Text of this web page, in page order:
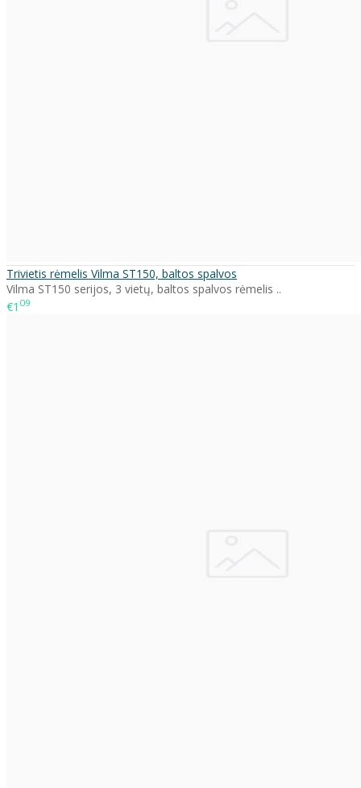
Trivietis rėmelis Vilma ST150, baltos spalvos
Vilma ST150 serijos, 3 vietų, baltos spalvos rėmelis ..
€1 09